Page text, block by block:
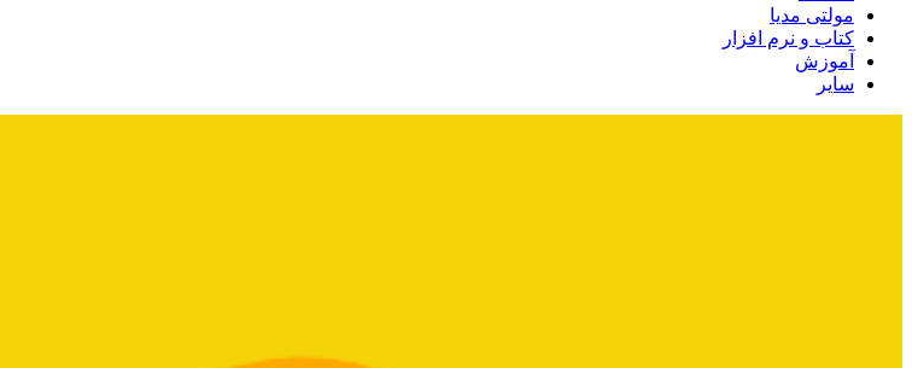
مولتی مدیا
کتاب و نرم افزار
آموزش
سایر